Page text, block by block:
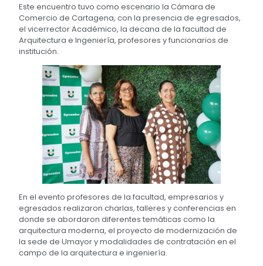
Este encuentro tuvo como escenario la Cámara de
Comercio de Cartagena, con la presencia de egresados,
el vicerrector Académico, la decana de la facultad de
Arquitectura e Ingeniería, profesores y funcionarios de
institución.
En el evento profesores de la facultad, empresarios y
egresados realizaron charlas, talleres y conferencias en
donde se abordaron diferentes temáticas como la
arquitectura moderna, el proyecto de modernización de
la sede de Umayor y modalidades de contratación en el
campo de la arquitectura e ingeniería.